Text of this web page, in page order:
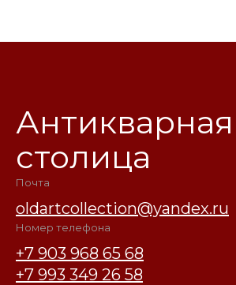
Антикварная
столица
Почта
oldartcollection@yandex.ru
Номер телефона
+7 903 968 65 68
+7 993 349 26 58